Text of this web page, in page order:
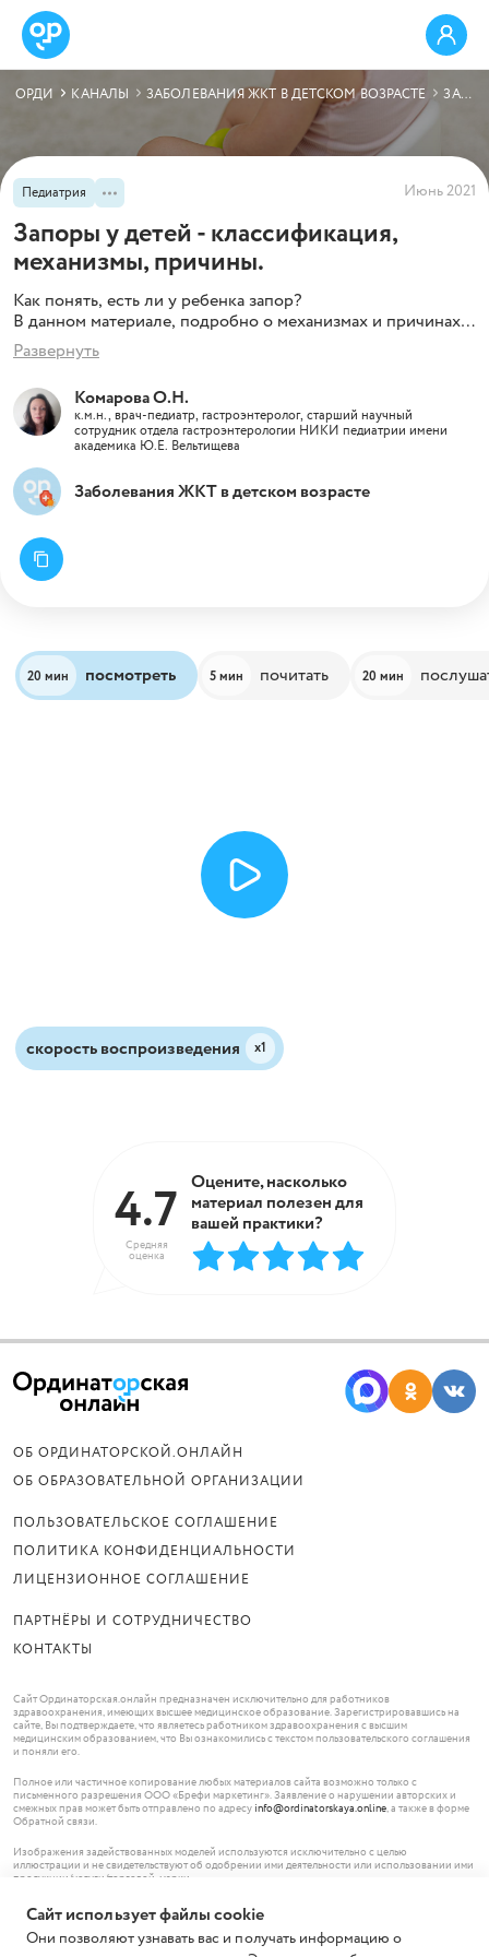
ОРДИ КАНАЛЫ ЗАБОЛЕВАНИЯ ЖКТ В ДЕТСКОМ ВОЗРАСТЕ ЗАПОРЫ У ДЕТЕЙ - КЛАССИФИКАЦИЯ, МЕХАНИЗМЫ, ПРИЧИНЫ.
Педиатрия Июнь 2021
Запоры у детей - классификация,
механизмы, причины.
Как понять, есть ли у ребенка запор?
В данном материале, подробно о механизмах и причинах
появления запоров у детей.
Развернуть
Комарова О.Н.
к.м.н., врач-педиатр, гастроэнтеролог, старший научный
сотрудник отдела гастроэнтерологии НИКИ педиатрии имени
академика Ю.Е. Вельтищева
Заболевания ЖКТ в детском возрасте
20 мин посмотреть 5 мин почитать 20 мин
скорость воспроизведения х1
4.7
Средняя
оценка
Оцените, насколько
материал полезен для
вашей практики?
ОБ ОРДИНАТОРСКОЙ.ОНЛАЙН
ОБ ОБРАЗОВАТЕЛЬНОЙ ОРГАНИЗАЦИИ
ПОЛЬЗОВАТЕЛЬСКОЕ СОГЛАШЕНИЕ
ПОЛИТИКА КОНФИДЕНЦИАЛЬНОСТИ
ЛИЦЕНЗИОННОЕ СОГЛАШЕНИЕ
ПАРТНЁРЫ И СОТРУДНИЧЕСТВО
КОНТАКТЫ
© ООО «Брефи маркетинг», 2026.
119620 Москва,
Солнцевский проспект, дом 12, помещение 185
Сайт Ординаторская.онлайн предназначен исключительно для работников
здравоохранения, имеющих высшее медицинское образование. Зарегистрировавшись на
сайте, Вы подтверждаете, что являетесь работником здравоохранения с высшим
медицинским образованием, что Вы ознакомились с текстом пользовательского соглашения
и поняли его.
Полное или частичное копирование любых материалов сайта возможно только с
письменного разрешения ООО «Брефи маркетинг». Заявление о нарушении авторских и
смежных прав может быть отправлено по адресу info@ordinatorskaya.online, а также в форме
Обратной связи.
Изображения задействованных моделей используются исключительно с целью
иллюстрации и не свидетельствуют об одобрении ими деятельности или использовании ими
продукции/услуги/торговой марки.
Сайт использует файлы cookie
Они позволяют узнавать вас и получать информацию о